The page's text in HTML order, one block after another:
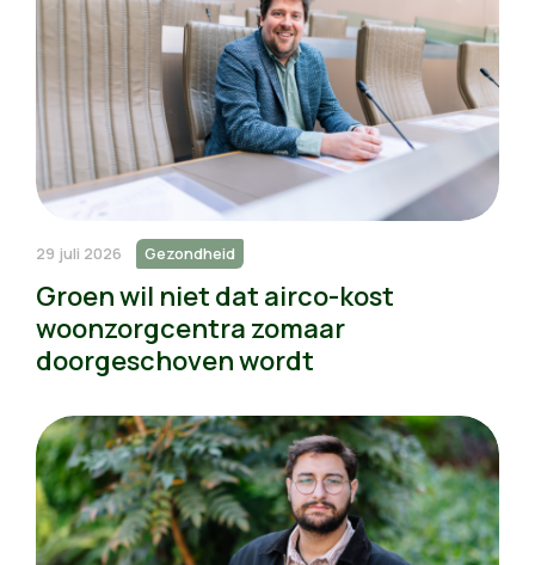
29 juli 2026 Gezondheid
Groen wil niet dat airco-kost
woonzorgcentra zomaar
doorgeschoven wordt